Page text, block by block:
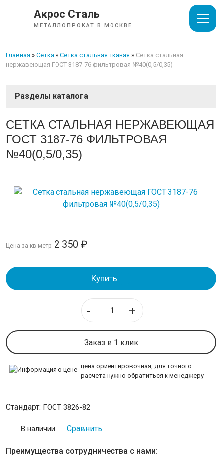
Акрос Сталь
МЕТАЛЛОПРОКАТ В МОСКВЕ
Главная » Сетка » Cетка стальная тканая » Cетка стальная
нержавеющая ГОСТ 3187-76 фильтровая №40(0,5/0,35)
СОРТОВОЙ ПРОКАТ
ТРУБЫ
ЛИСТОВОЙ ПРОКАТ
ТРУБОПРОВОДНАЯ АРМАТУРА
НЕРЖАВЕЙКА
Cетка стальная тканая
Сетка рабица
Сетка стальная плетеная
ПРОВОЛОКА
CЕТКА СТАЛЬНАЯ НЕРЖАВЕЮЩАЯ
ГОСТ 3187-76 ФИЛЬТРОВАЯ
№40(0,5/0,35)
Цена за кв.метр: 2 350 ₽
Купить
- +
Заказ в 1 клик
цена ориентировочная, для точного
расчета нужно обратиться к менеджеру
Стандарт: ГОСТ 3826-82
В наличии Сравнить
Преимущества сотрудничества с нами: